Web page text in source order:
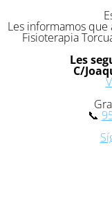
Les informamos
Fisioterapia
Les
C/
📞